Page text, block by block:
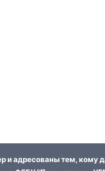
и адресованы тем,